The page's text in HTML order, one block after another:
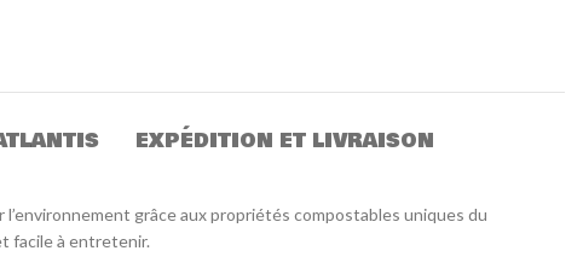
EXPÉDITION ET LIVRAISON
grâce aux propriétés compostables uniques du
facile à entretenir.